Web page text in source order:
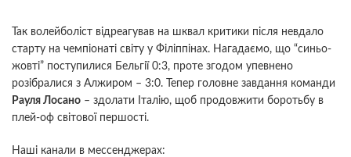
Так волейболіст відреагував на шквал критики після невдало
старту на чемпіонаті світу у Філіппінах. Нагадаємо, що “синьо-
жовті” поступилися Бельгії 0:3, проте згодом упевнено
розібралися з Алжиром – 3:0. Тепер головне завдання команди
Рауля Лосано – здолати Італію, щоб продовжити боротьбу в
плей-оф світової першості.
Наші канали в мессенджерах: